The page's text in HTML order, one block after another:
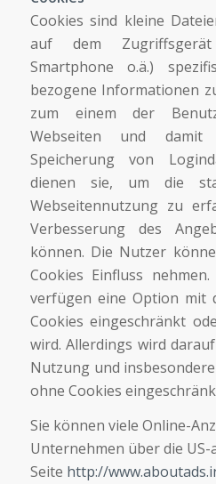
Cookies sind kleine
auf dem
Smartphone o.ä.)
bezogene Informationen
zum einem der
Webseiten und
Speicherung von
dienen sie, um die
Webseitennutzung zu
Verbesserung des
können. Die Nutzer
Cookies Einfluss
verfügen eine Option mit
Cookies eingeschränkt
wird. Allerdings wird
Nutzung und
ohne Cookies
Sie können viele Online-
Unternehmen über die US-
Seite http://